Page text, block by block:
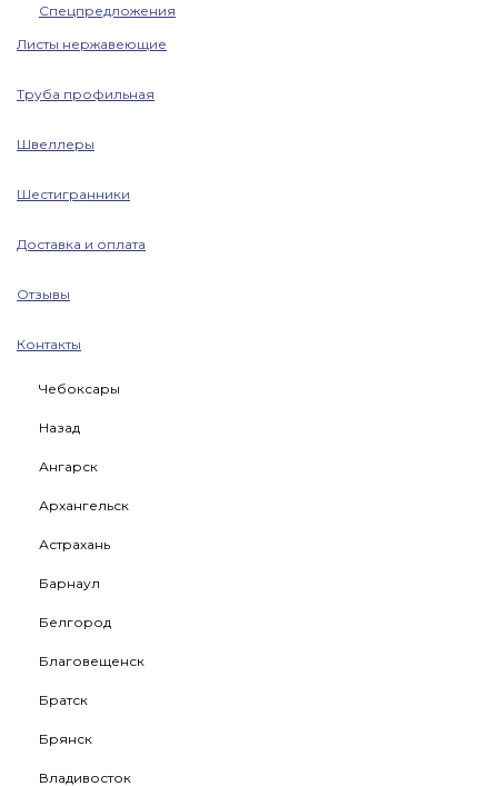
Спецпредложения
Листы нержавеющие
Труба профильная
Швеллеры
Шестигранники
Доставка и оплата
Отзывы
Контакты
Чебоксары
Назад
Ангарск
Архангельск
Астрахань
Барнаул
Белгород
Благовещенск
Братск
Брянск
Владивосток